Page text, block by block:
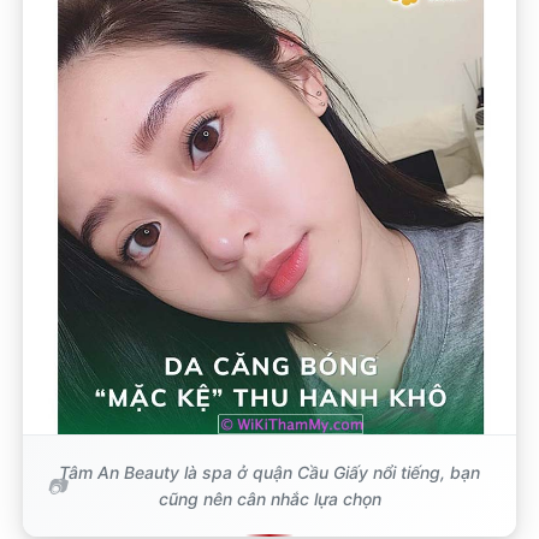
Tâm An Beauty là spa ở quận Cầu Giấy nổi tiếng, bạn
cũng nên cân nhắc lựa chọn